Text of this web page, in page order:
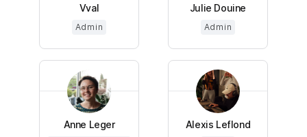
Vval
Admin
Julie Douine
Admin
Anne Leger Alexis Leflond